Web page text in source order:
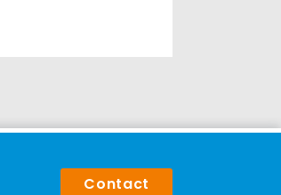
Contact